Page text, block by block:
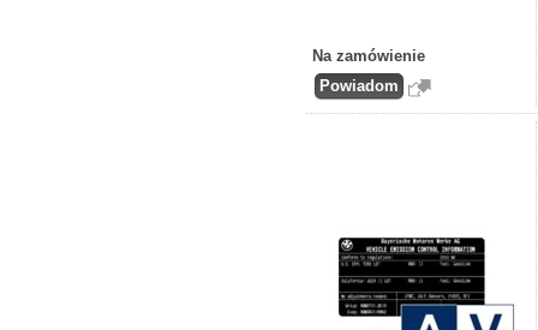
Na zamówienie